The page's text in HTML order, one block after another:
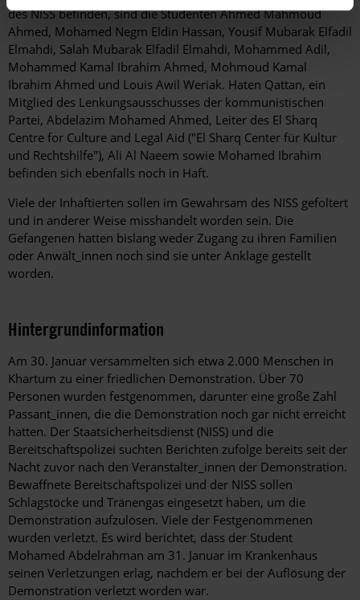
des NISS befinden, sind die Studenten Ahmed Mahmoud
Ahmed, Mohamed Negm Eldin Hassan, Yousif Mubarak Elfadil
Elmahdi, Salah Mubarak Elfadil Elmahdi, Mohammed Adil,
Mohammed Kamal Ibrahim Ahmed, Mohmoud Kamal
Ibrahim Ahmed und Louis Awil Weriak. Haten Qattan, ein
Mitglied des Lenkungsausschusses der kommunistischen
Partei, Abdelazim Mohamed Ahmed, Leiter des El Sharq
Centre for Culture and Legal Aid ("El Sharq Center für Kultur
und Rechtshilfe"), Ali Al Naeem sowie Mohamed Ibrahim
befinden sich ebenfalls noch in Haft.
Viele der Inhaftierten sollen im Gewahrsam des NISS gefoltert
und in anderer Weise misshandelt worden sein. Die
Gefangenen hatten bislang weder Zugang zu ihren Familien
oder Anwält_innen noch sind sie unter Anklage gestellt
worden.
Hintergrundinformation
Hintergrund
Am 30. Januar versammelten sich etwa 2.000 Menschen in
Khartum zu einer friedlichen Demonstration. Über 70
Personen wurden festgenommen, darunter eine große Zahl
Passant_innen, die die Demonstration noch gar nicht erreicht
hatten. Der Staatsicherheitsdienst (NISS) und die
Bereitschaftspolizei suchten Berichten zufolge bereits seit der
Nacht zuvor nach den Veranstalter_innen der Demonstration.
Bewaffnete Bereitschaftspolizei und der NISS sollen
Schlagstöcke und Tränengas eingesetzt haben, um die
Demonstration aufzulösen. Viele der Festgenommenen
wurden verletzt. Es wird berichtet, dass der Student
Mohamed Abdelrahman am 31. Januar im Krankenhaus
seinen Verletzungen erlag, nachdem er bei der Auflösung der
Demonstration verletzt worden war.